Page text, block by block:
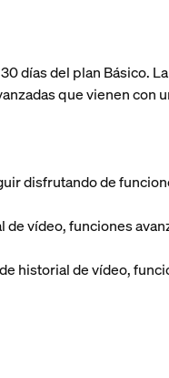
días del plan Básico.
que vienen con
disfrutando de
vídeo, funciones
historial de vídeo,